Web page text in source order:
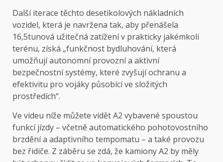
Další iterace těchto desetikolových nákladních
vozidel, která je navržena tak, aby přenášela
16,5tunová užitečná zatížení v prakticky jakémkoli
terénu, získá „funkčnost bydluhování, která
umožňují autonomní provozní a aktivní
bezpečnostní systémy, které zvyšují ochranu a
efektivitu pro vojáky působící ve složitých
prostředích“.
Ve videu níže můžete vidět A2 vybavené spoustou
funkcí jízdy – včetně automatického pohotovostního
brzdění a adaptivního tempomatu – a také provozu
bez řidiče. Z záběru se zdá, že kamiony A2 by měly